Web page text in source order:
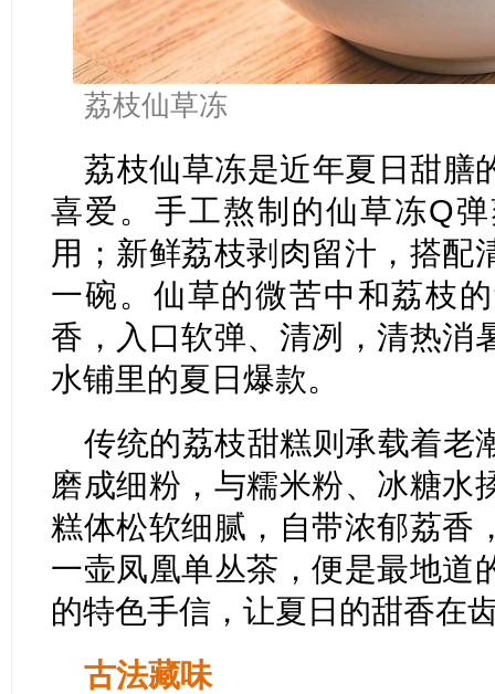
荔枝仙草冻
荔枝仙草冻是近年夏日甜膳
喜爱。手工熬制的仙草冻Q
用；新鲜荔枝剥肉留汁，搭配
一碗。仙草的微苦中和荔枝
香，入口软弹、清冽，清热消
水铺里的夏日爆款。
传统的荔枝甜糕则承载着老
磨成细粉，与糯米粉、冰糖水
糕体松软细腻，自带浓郁荔香
一壶凤凰单丛茶，便是最地道
的特色手信，让夏日的甜香在
古法藏味